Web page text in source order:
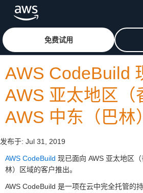
跳至主要内容
免费试用
AWS CodeBuild
AWS 亚太地区（
AWS 中东（巴林
发布于: Jul 31, 2019
AWS CodeBuild 现已面向 AWS 亚太地区
林）区域的客户推出。
AWS CodeBuild 是一项在云中完全托管的